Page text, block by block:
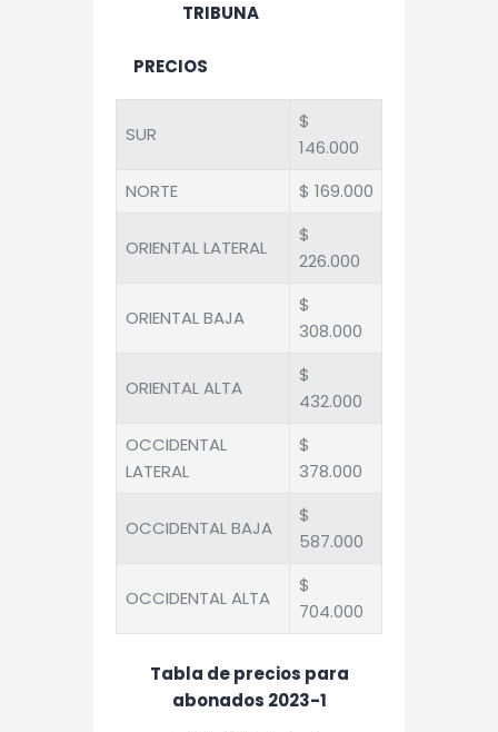
TRIBUNA
PRECIOS
SUR
$
146.000
NORTE
$ 169.000
ORIENTAL LATERAL
$
226.000
ORIENTAL BAJA
$
308.000
ORIENTAL ALTA
$
432.000
OCCIDENTAL
LATERAL
$
378.000
OCCIDENTAL BAJA
$
587.000
OCCIDENTAL ALTA
$
704.000
Tabla de precios para
abonados 2023-1